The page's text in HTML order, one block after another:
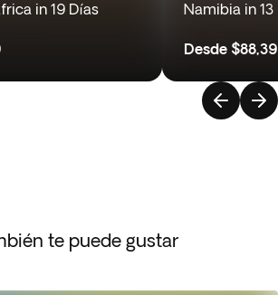
in 19 Días Namibia in 13
Desde
te puede gustar